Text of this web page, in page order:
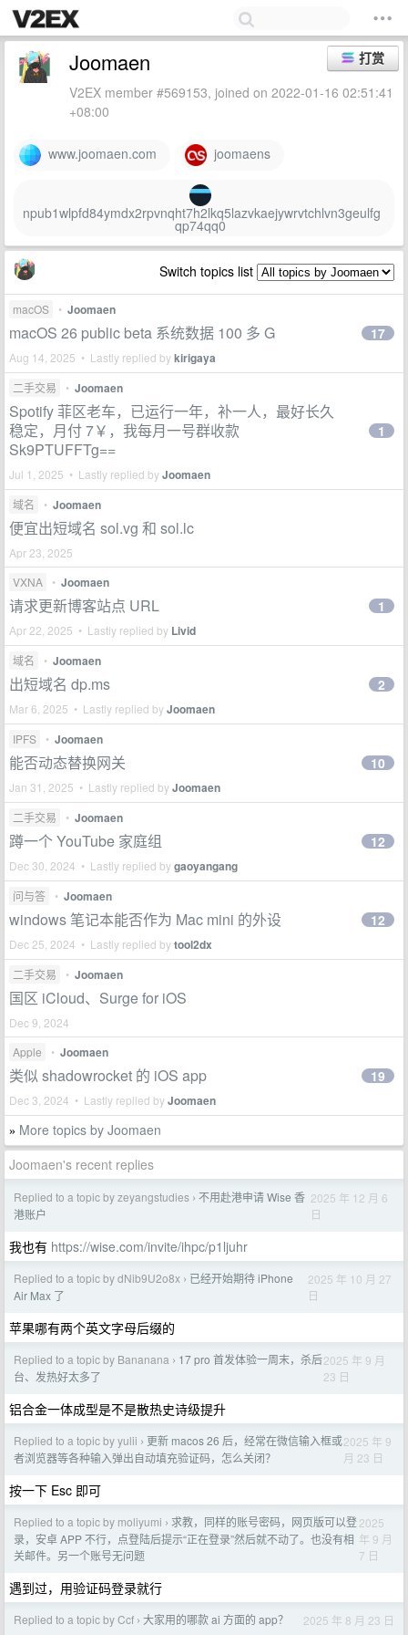
打赏
Joomaen
V2EX member #569153, joined on 2022-01-16 02:51:41
+08:00
www.joomaen.com joomaens
npub1wlpfd84ymdx2rpvnqht7h2lkq5lazvkaejywrvtchlvn3geulfg
qp74qq0
Switch topics list
macOS • Joomaen
macOS 26 public beta 系统数据 100 多 G
Aug 14, 2025 • Lastly replied bykirigaya
17
二手交易 • Joomaen
Spotify 菲区老车，已运行一年，补一人，最好长久
稳定，月付 7￥，我每月一号群收款
Sk9PTUFFTg==
Jul 1, 2025 • Lastly replied byJoomaen
1
域名 • Joomaen
便宜出短域名 sol.vg 和 sol.lc
Apr 23, 2025
VXNA
• Joomaen
请求更新博客站点 URL
Apr 22, 2025 • Lastly replied by Livid
1
域名 • Joomaen
出短域名 dp.ms
Mar 6, 2025 • Lastly replied byJoomaen
2
IPFS • Joomaen
能否动态替换网关
Jan 31, 2025 • Lastly replied byJoomaen
10
二手交易 • Joomaen
蹲一个 YouTube 家庭组
Dec 30, 2024 • Lastly replied bygaoyangang
12
问与答 • Joomaen
windows 笔记本能否作为 Mac mini 的外设
Dec 25, 2024 • Lastly replied bytool2dx
12
二手交易 • Joomaen
国区 iCloud、Surge for iOS
Dec 9, 2024
Apple
• Joomaen
类似 shadowrocket 的 iOS app
Dec 3, 2024 • Lastly replied byJoomaen
19
» More topics by Joomaen
Joomaen's recent replies
Replied to a topic by zeyangstudies › 不用赴港申请 Wise 香
港账户
2025 年 12 月 6
日
我也有 https://wise.com/invite/ihpc/p1ljuhr
Replied to a topic by dNib9U2o8x › 已经开始期待 iPhone
Air Max 了
2025 年 10 月 27
日
苹果哪有两个英文字母后缀的
Replied to a topic by Bananana › 17 pro 首发体验一周末，杀后
台、发热好太多了
2025 年 9 月
23 日
铝合金一体成型是不是散热史诗级提升
Replied to a topic by yulii › 更新 macos 26 后，经常在微信输入框或
者浏览器等各种输入弹出自动填充验证码，怎么关闭？
2025 年 9
月 23 日
按一下 Esc 即可
Replied to a topic by moliyumi › 求教，同样的账号密码，网页版可以登
录，安卓 APP 不行，点登陆后提示“正在登录”然后就不动了。也没有相
关邮件。另一个账号无问题
2025
年 9 月
7 日
遇到过，用验证码登录就行
Replied to a topic by Ccf › 大家用的哪款 ai 方面的 app？ 2025 年 8 月 23 日